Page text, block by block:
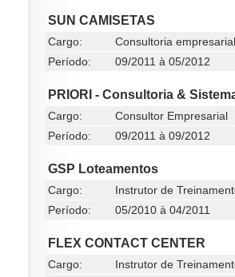
SUN CAMISETAS
Cargo:
Consultoria
Período:
09/2011 à 05/2012
PRIORI - Consultoria &
Cargo:
Consultor Empresarial
Período:
09/2011 à 09/2012
GSP Loteamentos
Cargo:
Instrutor de
Período:
05/2010 à 04/2011
FLEX CONTACT CENTER
Cargo:
Instrutor de